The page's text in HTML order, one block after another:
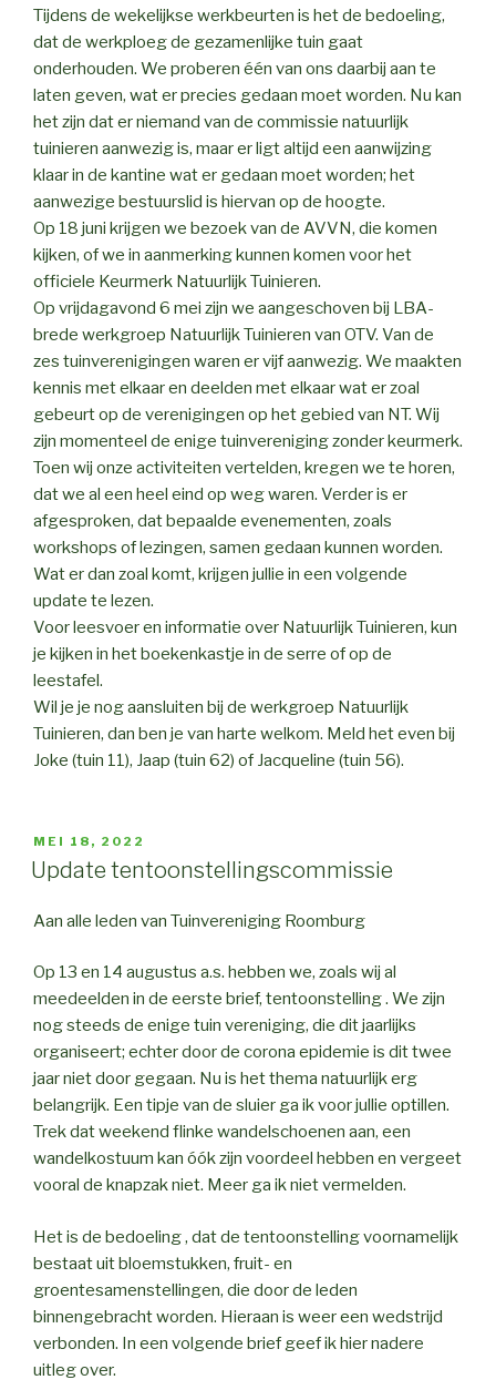
Tijdens de wekelijkse werkbeurten is het de bedoeling,
dat de werkploeg de gezamenlijke tuin gaat
onderhouden. We proberen één van ons daarbij aan te
laten geven, wat er precies gedaan moet worden. Nu kan
het zijn dat er niemand van de commissie natuurlijk
tuinieren aanwezig is, maar er ligt altijd een aanwijzing
klaar in de kantine wat er gedaan moet worden; het
aanwezige bestuurslid is hiervan op de hoogte.
Op 18 juni krijgen we bezoek van de AVVN, die komen
kijken, of we in aanmerking kunnen komen voor het
officiele Keurmerk Natuurlijk Tuinieren.
Op vrijdagavond 6 mei zijn we aangeschoven bij LBA-
brede werkgroep Natuurlijk Tuinieren van OTV. Van de
zes tuinverenigingen waren er vijf aanwezig. We maakten
kennis met elkaar en deelden met elkaar wat er zoal
gebeurt op de verenigingen op het gebied van NT. Wij
zijn momenteel de enige tuinvereniging zonder keurmerk.
Toen wij onze activiteiten vertelden, kregen we te horen,
dat we al een heel eind op weg waren. Verder is er
afgesproken, dat bepaalde evenementen, zoals
workshops of lezingen, samen gedaan kunnen worden.
Wat er dan zoal komt, krijgen jullie in een volgende
update te lezen.
Voor leesvoer en informatie over Natuurlijk Tuinieren, kun
je kijken in het boekenkastje in de serre of op de
leestafel.
Wil je je nog aansluiten bij de werkgroep Natuurlijk
Tuinieren, dan ben je van harte welkom. Meld het even bij
Joke (tuin 11), Jaap (tuin 62) of Jacqueline (tuin 56).
GEPLAATST
OP
MEI 18, 2022
Update tentoonstellingscommissie
Aan alle leden van Tuinvereniging Roomburg
Op 13 en 14 augustus a.s. hebben we, zoals wij al
meedeelden in de eerste brief, tentoonstelling . We zijn
nog steeds de enige tuin vereniging, die dit jaarlijks
organiseert; echter door de corona epidemie is dit twee
jaar niet door gegaan. Nu is het thema natuurlijk erg
belangrijk. Een tipje van de sluier ga ik voor jullie optillen.
Trek dat weekend flinke wandelschoenen aan, een
wandelkostuum kan óók zijn voordeel hebben en vergeet
vooral de knapzak niet. Meer ga ik niet vermelden.
Het is de bedoeling , dat de tentoonstelling voornamelijk
bestaat uit bloemstukken, fruit- en
groentesamenstellingen, die door de leden
binnengebracht worden. Hieraan is weer een wedstrijd
verbonden. In een volgende brief geef ik hier nadere
uitleg over.